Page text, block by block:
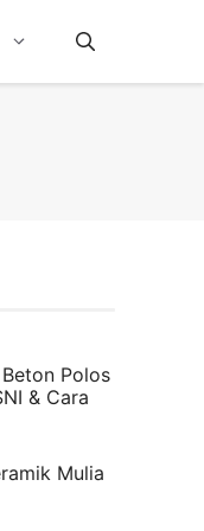
Polos
& Cara
Mulia